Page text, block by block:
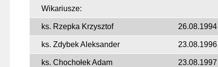
Wikariusze:
ks. Rzepka Krzysztof 26.08.1994
ks. Zdybek Aleksander 23.08.1996
ks. Chochołek Adam 23.08.1997